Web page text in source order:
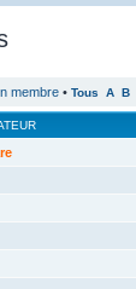
membre • Tous A B